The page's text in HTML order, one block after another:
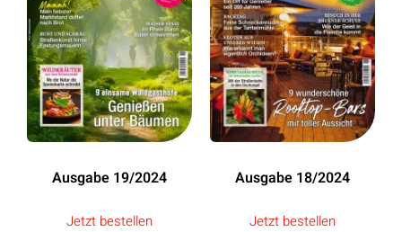
Ausgabe 19/2024
Jetzt bestellen
Ausgabe 18/2024
Jetzt bestellen